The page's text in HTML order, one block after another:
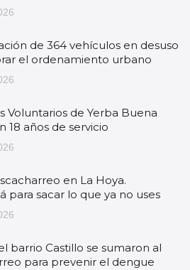
de 364 vehículos en desuso
el ordenamiento urbano
Voluntarios de Yerba Buena
18 años de servicio
en La Hoya.
para sacar lo que ya no uses
barrio Castillo se sumaron al
para prevenir el dengue